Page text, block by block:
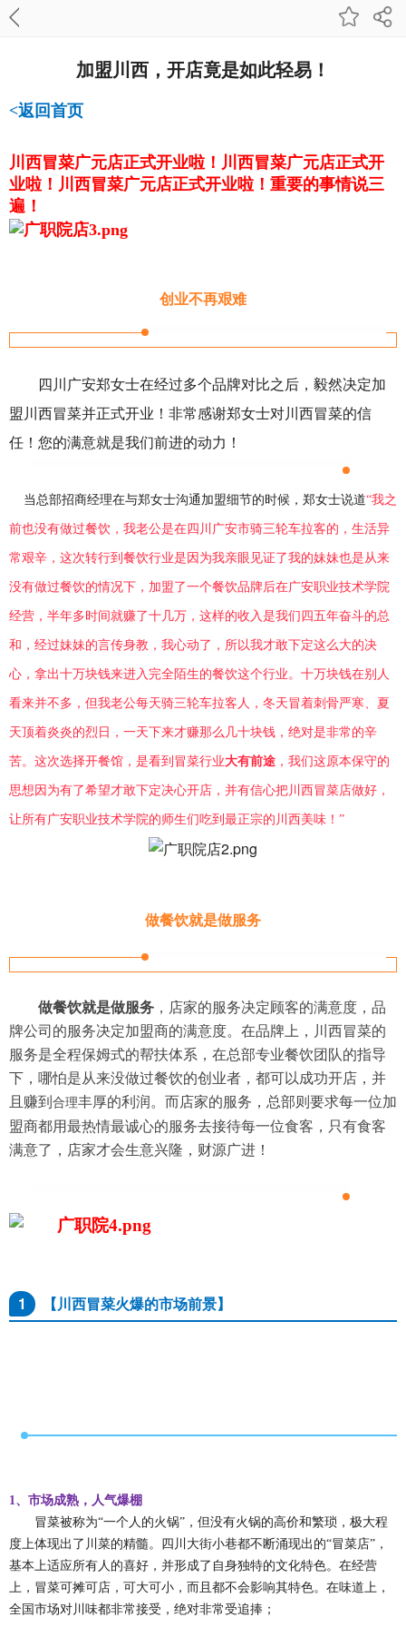
加盟川西，开店竟是如此轻易！
<返回首页
川西冒菜广元店正式开业啦！川西冒菜广元店正式开
业啦！川西冒菜广元店正式开业啦！重要的事情说三
遍！
创业不再艰难
四川广安郑女士在经过多个品牌对比之后，毅然决定加
盟川西冒菜并正式开业！非常感谢郑女士对川西冒菜的信
任！您的满意就是我们前进的动力！
当总部招商经理在与郑女士沟通加盟细节的时候，郑女士说道“我之
前也没有做过餐饮，我老公是在四川广安市骑三轮车拉客的，生活异
常艰辛，这次转行到餐饮行业是因为我亲眼见证了我的妹妹也是从来
没有做过餐饮的情况下，加盟了一个餐饮品牌后在广安职业技术学院
经营，半年多时间就赚了十几万，这样的收入是我们四五年奋斗的总
和，经过妹妹的言传身教，我心动了，所以我才敢下定这么大的决
心，拿出十万块钱来进入完全陌生的餐饮这个行业。十万块钱在别人
看来并不多，但我老公每天骑三轮车拉客人，冬天冒着刺骨严寒、夏
天顶着炎炎的烈日，一天下来才赚那么几十块钱，绝对是非常的辛
苦。这次选择开餐馆，是看到冒菜行业大有前途 ，我们这原本保守的
思想 因为有了希望才敢下定决心开店，并有信心把川西冒菜店做好，
让所有广安职业技术学院的师生们吃到最正宗的川西美味！”
做餐饮就是做服务
做餐饮就是做服务 ，店家的服务决定顾客的满意度，品
牌公司的服务决定加盟商的满意度。在品牌上，川西冒菜的
服务是全程保姆式的帮扶体系，在总部专业餐饮团队的指导
下，哪怕是从来没做过餐饮的创业者，都可以成功开店，并
且赚到 合理丰厚的利润。而店家的服务，总部则要求每一位加
盟商都用最热情最诚心的服务去接待每一位食客，只有食客
满意了，店家才会生意兴隆，财源广进！
1 【川西冒菜火爆的市场前景】
1、市场成熟，人气爆棚
冒菜被称为“一个人的火锅”，但没有火锅的高价和繁琐，极大程
度上体现出了川菜的精髓。四川大街小巷都不断涌现出的“冒菜店”，
基本上适应所有人的喜好，并形成了自身独特的文化特色。在经营
上，冒菜可摊可店，可大可小，而且都不会影响其特色。在味道上，
全国市场对川味都非常接受，绝对非常受追捧；